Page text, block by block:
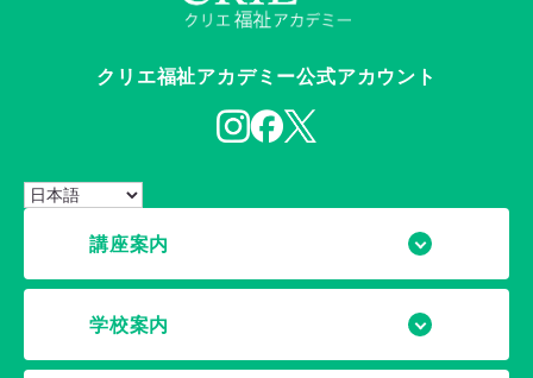
クリエ福祉アカデミー公式アカウント
講座案内
学校案内